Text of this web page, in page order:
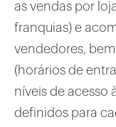
as vendas por
franquias) e
vendedores,
(horários de
níveis de acesso
definidos para